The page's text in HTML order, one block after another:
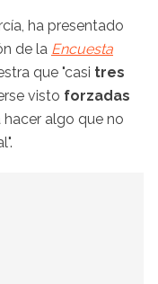
ha presentado
de la Encuesta
que "casi tres
visto forzadas
hacer algo que no